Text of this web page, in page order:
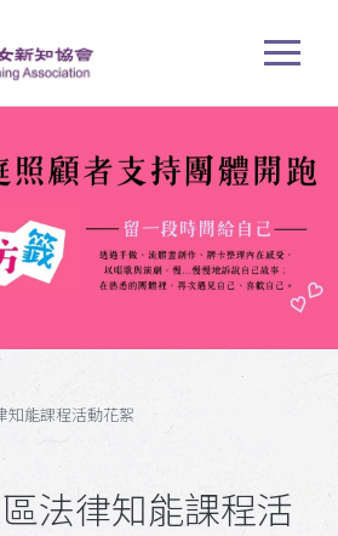
知能課程活動花絮
法律知能課程活